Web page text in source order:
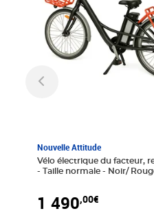
Nouvelle Attitude
Vélo électrique du facteur,
- Taille normale - Noir/
1 490,00€